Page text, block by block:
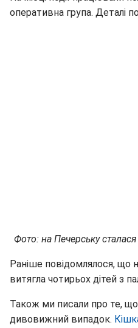
оперативна група. Деталі
Фото: на Печерську
Раніше повідомлялося, що
витягла чотирьох дітей з
Також ми писали про те, що
дивовижний випадок.